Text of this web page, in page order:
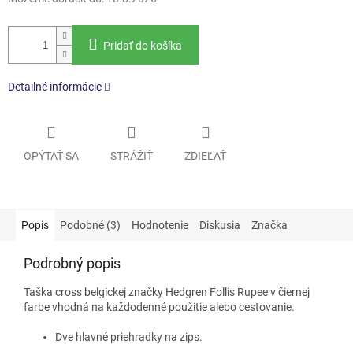
Pridať do košíka
Detailné informácie
OPÝTAŤ SA STRÁŽIŤ ZDIEĽAŤ
Popis Podobné (3) Hodnotenie Diskusia Značka
Podrobný popis
Taška cross belgickej značky Hedgren Follis Rupee v čiernej
farbe vhodná na každodenné použitie alebo cestovanie.
Dve hlavné priehradky na zips.